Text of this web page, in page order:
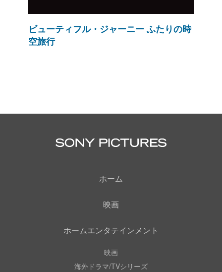
ビューティフル・ジャーニー ふたりの時
空旅行
ホーム
映画
ホームエンタテインメント
映画
海外ドラマ/TVシリーズ